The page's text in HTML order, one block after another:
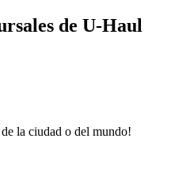
de U-Haul
la ciudad o del mundo!